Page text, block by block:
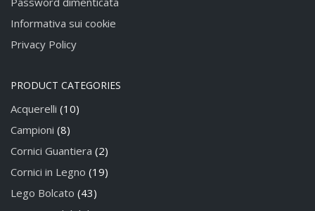
Informativa sui cookie
Privacy Policy
PRODUCT CATEGORIES
Acquerelli (10)
Campioni (8)
Cornici Guantiera (2)
Cornici in Legno (19)
Lego Bolcato (43)